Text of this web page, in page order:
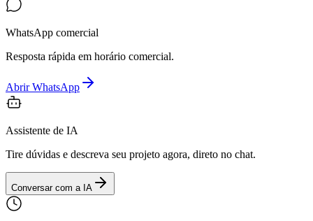
WhatsApp comercial
Resposta rápida em horário comercial.
Abrir WhatsApp
Assistente de IA
Tire dúvidas e descreva seu projeto agora, direto no chat.
Conversar com a IA